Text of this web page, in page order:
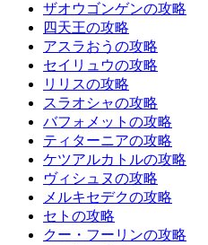
ザオウゴンゲンの攻略
四天王の攻略
アスラおうの攻略
セイリュウの攻略
リリスの攻略
スラオシャの攻略
バフォメットの攻略
ティターニアの攻略
ケツアルカトルの攻略
ヴィシュヌの攻略
メルキセデクの攻略
セトの攻略
クー・フーリンの攻略